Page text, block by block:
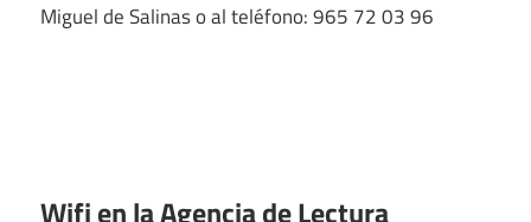
Miguel de Salinas o al teléfono: 965 72 03 96
Wifi en laAgencia de Lectura